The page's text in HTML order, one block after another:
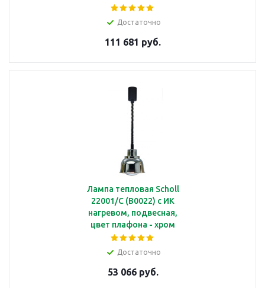
цвета
Достаточно
111 681 руб.
Лампа тепловая Scholl
22001/C (B0022) с ИК
нагревом, подвесная,
цвет плафона - хром
Достаточно
53 066 руб.